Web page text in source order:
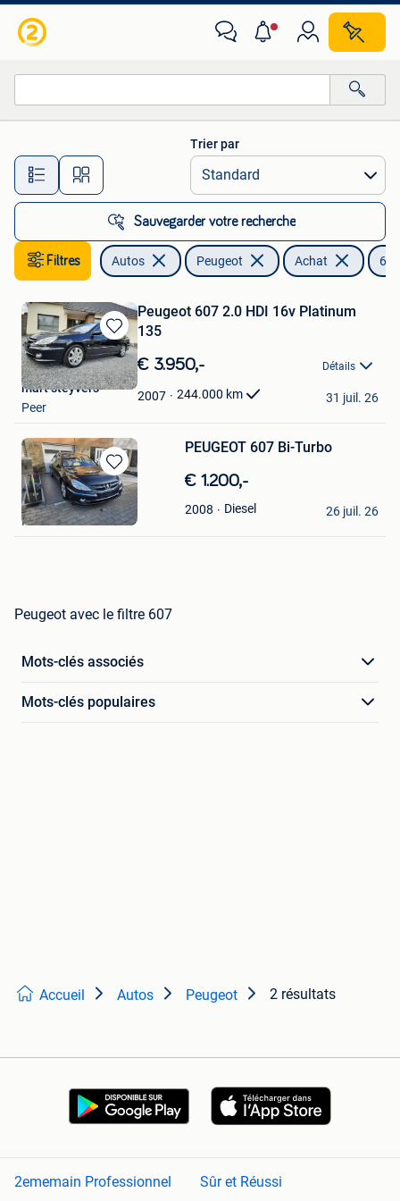
Toutes les distances…
Trier par
Sauvegarder votre recherche
Filtres Autos Peugeot Achat 607
Sauvegarder
dans
Mes
Favoris
Peugeot 607 2.0 HDI 16v Platinum
135
€ 3.950,- Détails
2007 244.000 km
mart steyvers
Peer
31 juil. 26
Sauvegarder
dans
Mes
Favoris
PEUGEOT 607 Bi-Turbo
€ 1.200,-
2008 Diesel
DAVOR
Herstal
26 juil. 26
Peugeot avec le filtre 607
Mots-clés associés
Mots-clés populaires
Accueil Autos Peugeot 2 résultats
2ememain Professionnel Sûr et Réussi